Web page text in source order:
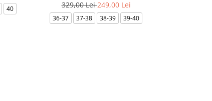
40
329,00 Lei249,00 Lei
36-37 37-38 38-39 39-40